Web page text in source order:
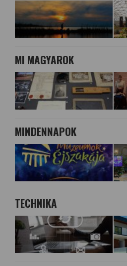
MI MAGYAROK
MINDENNAPOK
TECHNIKA